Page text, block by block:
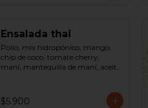
Ensalada thai
Pollo, mix hidropónico, mango,
chip de coco, tomate cherry,
maní, mantequilla de maní, aceite
Bowl.
$5.900